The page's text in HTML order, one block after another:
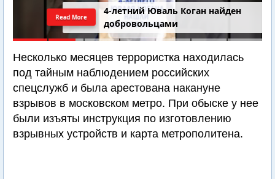
4-летний Юваль Коган найден
добровольцами
Read More
Несколько месяцев террористка находилась
под тайным наблюдением российских
спецслужб и была арестована накануне
взрывов в московском метро. При обыске у нее
были изъяты инструкция по изготовлению
взрывных устройств и карта метрополитена.